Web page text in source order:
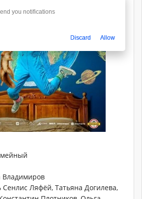
Владимиров
Сенлис Ляфёй, Татьяна Догилева,
you notifications
Discard Allow